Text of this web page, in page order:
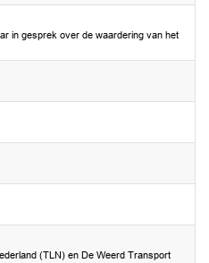
in gesprek over de waardering van het
(TLN) en De Weerd Transport